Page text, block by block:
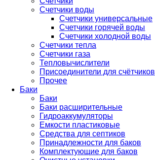
Счетчики воды
Счетчики универсальные
Счетчики горячей воды
Счетчики холодной воды
Счетчики тепла
Счетчики газа
Тепловычислители
Присоединители для счётчиков
Прочее
Баки
Баки
Баки расширительные
Гидроаккумуляторы
Емкости пластиковые
Средства для септиков
Принадлежности для баков
Комплектующие для баков